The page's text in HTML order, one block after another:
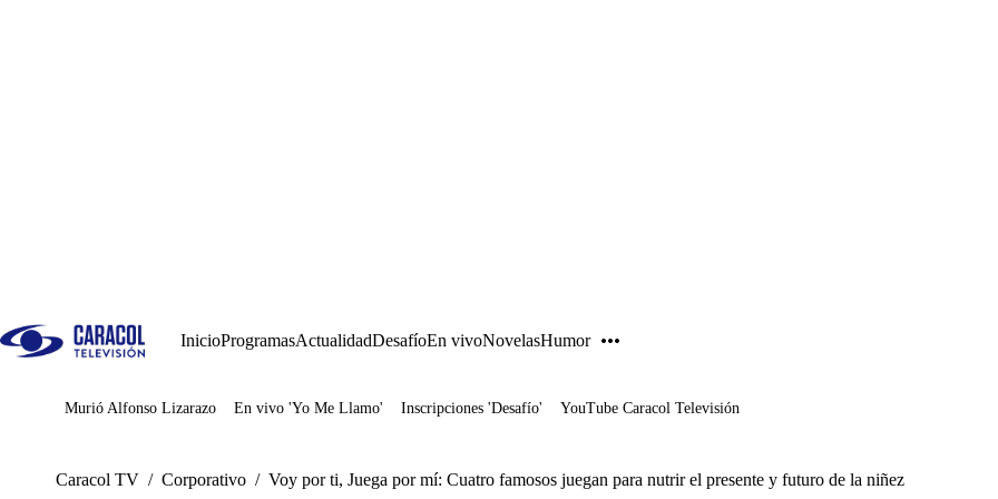
InicioProgramasActualidadDesafíoEn vivoNovelasHumor
Juegos
Murió Alfonso Lizarazo En vivo 'Yo Me Llamo' Inscripciones 'Desafío' YouTube Caracol Televisión
Caracol TV / Corporativo / Voy por ti, Juega por mí: Cuatro famosos juegan para nutrir el presente y futuro de la niñez